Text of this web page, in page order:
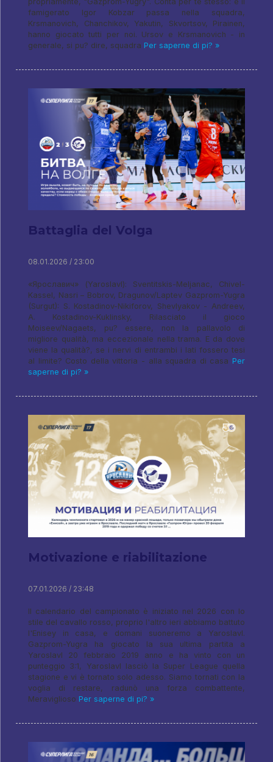
famigerato Igor Kobzar passa nella squadra,
Krsmanovich, Chanchikov, Yakutin, Skvortsov, Pirainen,
hanno giocato tutti per noi. Ursov e Krsmanovich - in
generale, si pu? dire, squadra Per saperne di pi? »
Battaglia del Volga
08.01.2026 / 23:00
«Ярославич» (Yaroslavl): Sventitskis-Meljanac, Chivel-
Kassel, Nasri – Bobrov, Dragunov/Laptev Gazprom-Yugra
(Surgut): S. Kostadinov-Nikiforov, Shevlyakov - Andreev,
A. Kostadinov-Kuklinsky, Rilasciato il gioco
Moiseev/Nagaets, pu? essere, non la pallavolo di
migliore qualità, ma eccezionale nella trama. E da dove
viene la qualità?, se i nervi di entrambi i lati fossero tesi
al limite? Costo della vittoria - alla squadra di casa Per
saperne di pi? »
Motivazione e riabilitazione
07.01.2026 / 23:48
Il calendario del campionato è iniziato nel 2026 con lo
stile del cavallo rosso, proprio l'altro ieri abbiamo battuto
l'Enisey in casa, e domani suoneremo a Yaroslavl.
Gazprom-Yugra ha giocato la sua ultima partita a
Yaroslavl 20 febbraio 2019 anno e ha vinto con un
punteggio 3:1, Yaroslavl lasciò la Super League quella
stagione e vi è tornato solo adesso. Siamo tornati con la
voglia di restare, radunò una forza combattente,
Meraviglioso Per saperne di pi? »